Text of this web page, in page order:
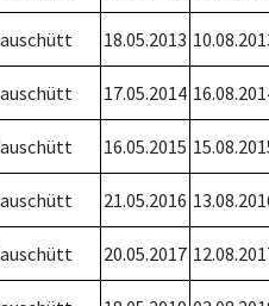
18.05.2013
17.05.2014
16.05.2015
21.05.2016
20.05.2017